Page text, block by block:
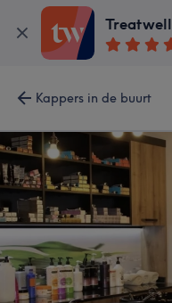
Treatwell
Kappers in de buurt